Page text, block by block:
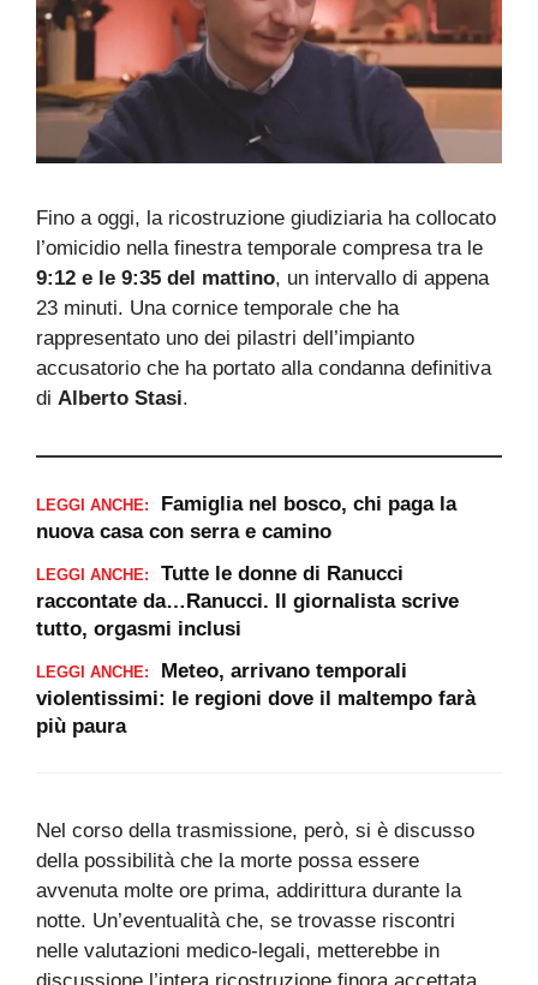
Fino a oggi, la ricostruzione giudiziaria ha collocato
l’omicidio nella finestra temporale compresa tra le
9:12 e le 9:35 del mattino, un intervallo di appena
23 minuti. Una cornice temporale che ha
rappresentato uno dei pilastri dell’impianto
accusatorio che ha portato alla condanna definitiva
di Alberto Stasi.
LEGGI ANCHE:
Famiglia nel bosco, chi paga la
nuova casa con serra e camino
LEGGI ANCHE:
Tutte le donne di Ranucci
raccontate da…Ranucci. Il giornalista scrive
tutto, orgasmi inclusi
LEGGI ANCHE:
Meteo, arrivano temporali
violentissimi: le regioni dove il maltempo farà
più paura
Nel corso della trasmissione, però, si è discusso
della possibilità che la morte possa essere
avvenuta molte ore prima, addirittura durante la
notte. Un’eventualità che, se trovasse riscontri
nelle valutazioni medico-legali, metterebbe in
discussione l’intera ricostruzione finora accettata.